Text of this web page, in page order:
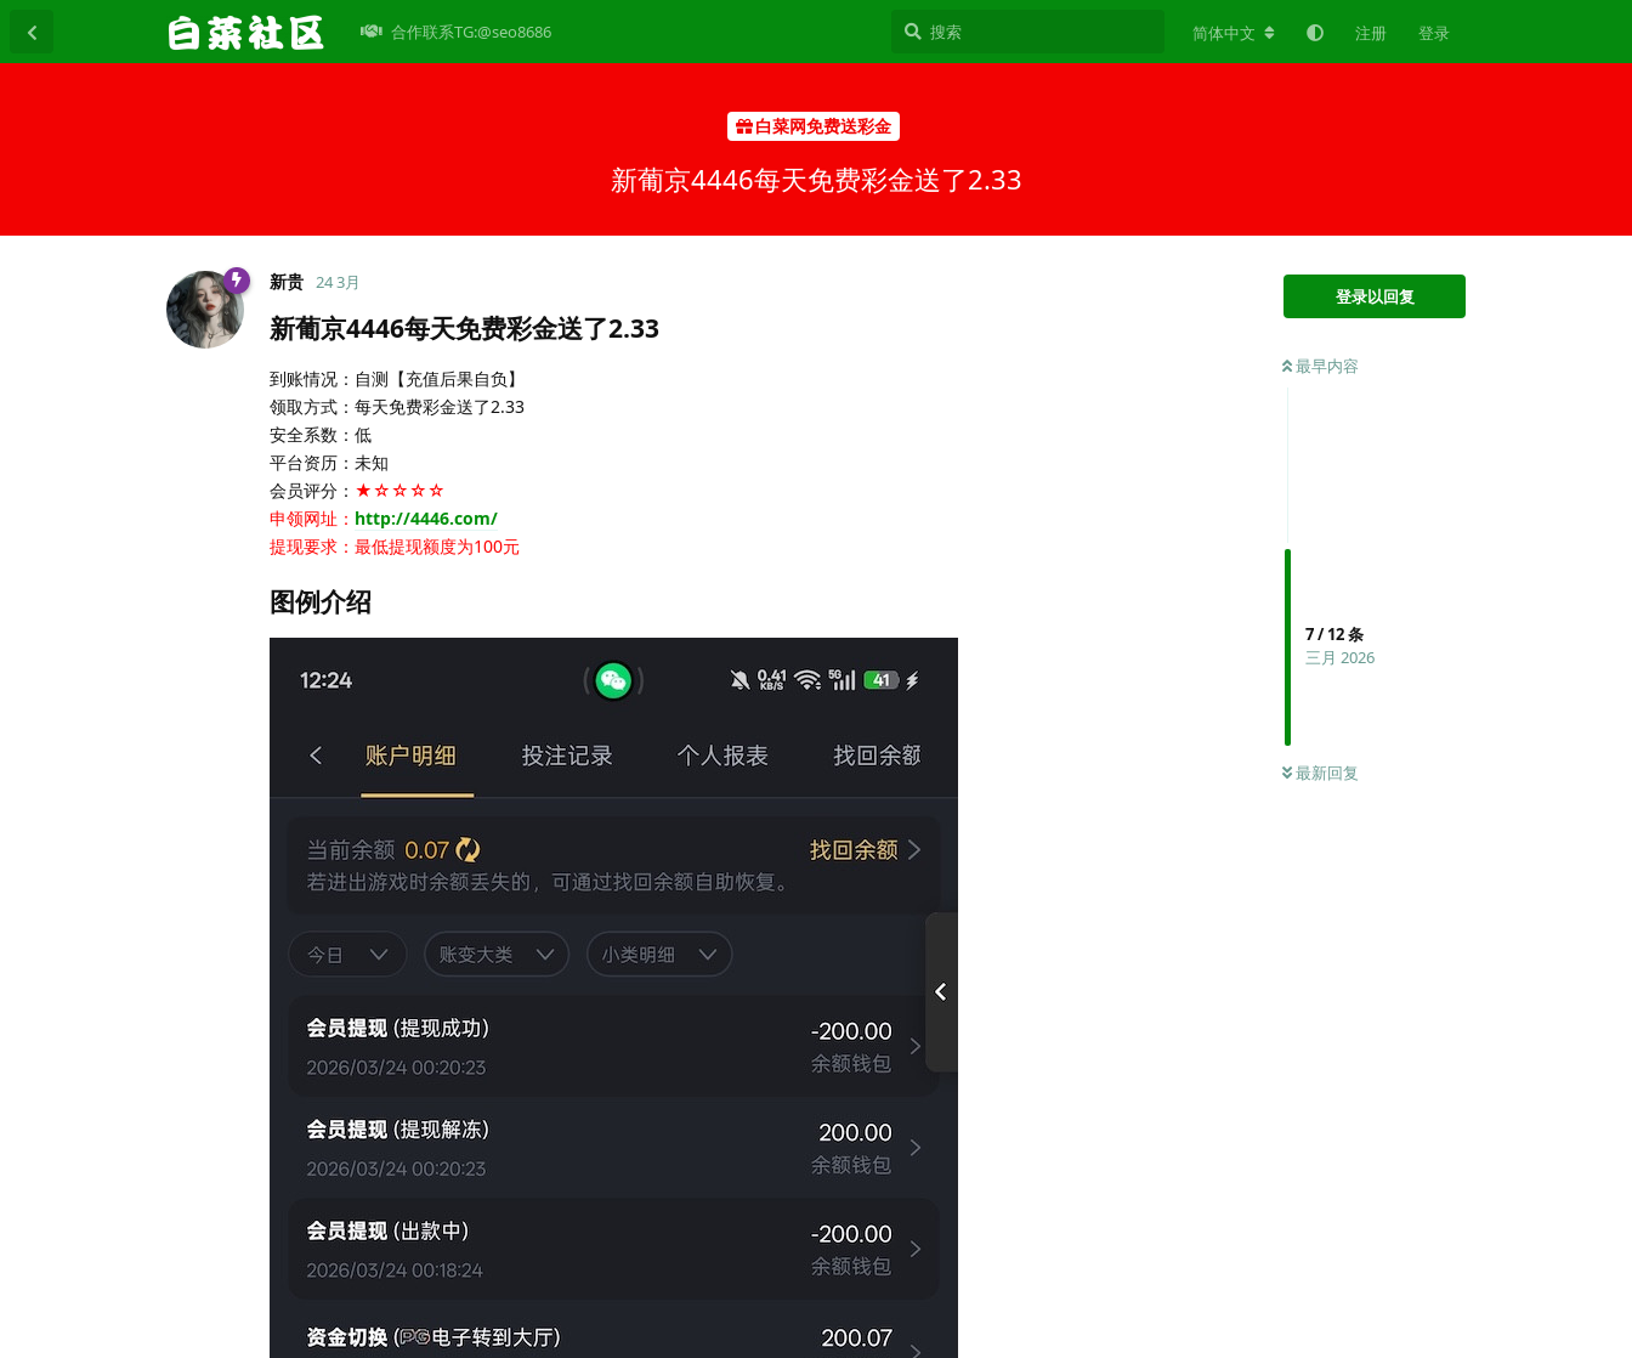
合作联系TG:@seo8686 简体中文 注册 登录
白菜网免费送彩金
新葡京4446每天免费彩金送了2.33
登录以回复
最早内容
7/12条
三月 2026
最新回复
新贵 24 3月
新葡京4446每天免费彩金送了2.33
到账情况：自测【充值后果自负】
领取方式：每天免费彩金送了2.33
安全系数：低
平台资历：未知
会员评分： ★☆☆☆☆
申领网址： http://4446.com/
提现要求：最低提现额度为100元
图例介绍